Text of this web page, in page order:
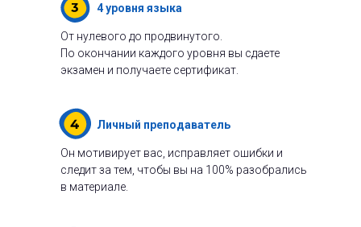
Личный преподаватель
4 уровня языка
Он мотивирует вас, исправляет ошибки и
следит за тем, чтобы вы на 100% разобрались
в материале.
От нулевого до продвинутого.
По окончании каждого уровня вы сдаете
экзамен и получаете сертификат.